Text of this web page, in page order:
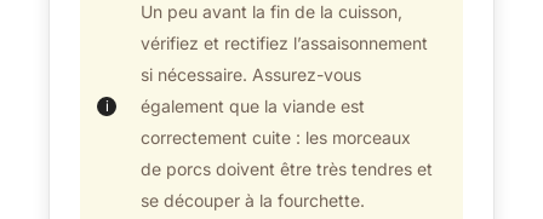
Un peu avant la fin de la cuisson,
vérifiez et rectifiez l’assaisonnement
si nécessaire. Assurez-vous
également que la viande est
correctement cuite : les morceaux
de porcs doivent être très tendres et
se découper à la fourchette.